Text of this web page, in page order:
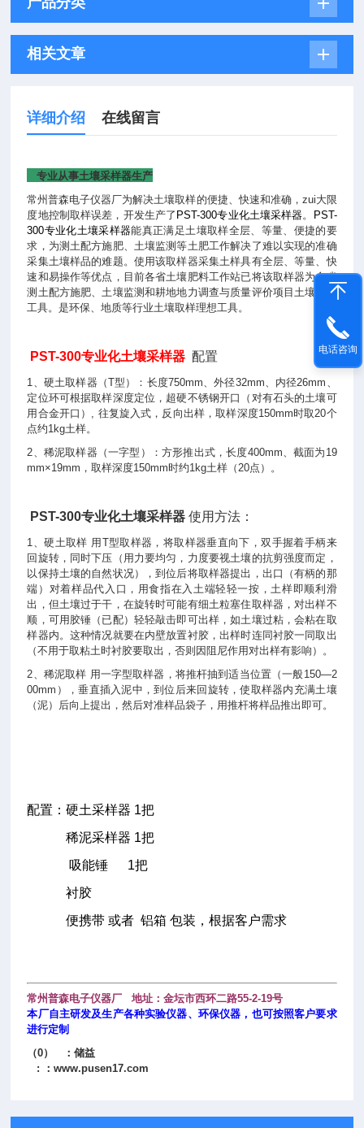
相关文章
详细介绍 在线留言
专业从事土壤采样器生产
常州普森电子仪器厂为解决土壤取样的便捷、快速和准确，zui大限
度地控制取样误差，开发生产了 PST-300专业化土壤采样器。
PST-
300专业化土壤采样器能真正满足土壤取样全层、等量、便捷的要
求，为测土配方施肥、土壤监测等土肥工作解决了难以实现的准确
采集土壤样品的难题。使用该取样器采集土样具有全层、等量、快
速和易操作等优点，目前各省土壤肥料工作站已将该取样器为全省
测土配方施肥、土壤监测和耕地地力调查与质量评价项目土壤采样
工具。是环保、地质等行业土壤取样理想工具。
PST-300专业化土壤采样器 配置
1、硬土取样器（T型）：长度750mm、外径32mm、内径26mm、
定位环可根据取样深度定位，超硬不锈钢开口（对有石头的土壤可
用合金开口）, 往复旋入式，反向出样，取样深度150mm时取20个
点约1kg土样。
2、稀泥取样器（一字型）：方形推出式，长度400mm、截面为19
mm×19mm，取样深度150mm时约1kg土样（20点）。
PST-300专业化土壤采样器 使用方法：
1、硬土取样 用T型取样器，将取样器垂直向下，双手握着手柄来
回旋转，同时下压（用力要均匀，力度要视土壤的抗剪强度而定，
以保持土壤的自然状况），到位后将取样器提出，出口（有柄的那
端）对着样品代入口，用食指在入土端轻轻一按，土样即顺利滑
出，但土壤过于干，在旋转时可能有细土粒塞住取样器，对出样不
顺，可用胶锤（已配）轻轻敲击即可出样，如土壤过粘，会粘在取
样器内。这种情况就要在内壁放置衬胶，出样时连同衬胶一同取出
（不用于取粘土时衬胶要取出，否则因阻尼作用对出样有影响）。
2、稀泥取样 用一字型取样器，将推杆抽到适当位置（一般150—2
00mm），垂直插入泥中，到位后来回旋转，使取样器内充满土壤
（泥）后向上提出，然后对准样品袋子，用推杆将样品推出即可。
配置：硬土采样器 1把
稀泥采样器 1把
吸能锤 1把
衬胶
便携带 或者 铝箱 包装，根据客户需求
常州普森电子仪器厂 地址：金坛市西环二路55-2-19号
本厂自主研发及生产各种实验仪器、环保仪器，也可按照客户要求
进行定制
（0） ：储益
: ：www.pusen17.com
电话咨询